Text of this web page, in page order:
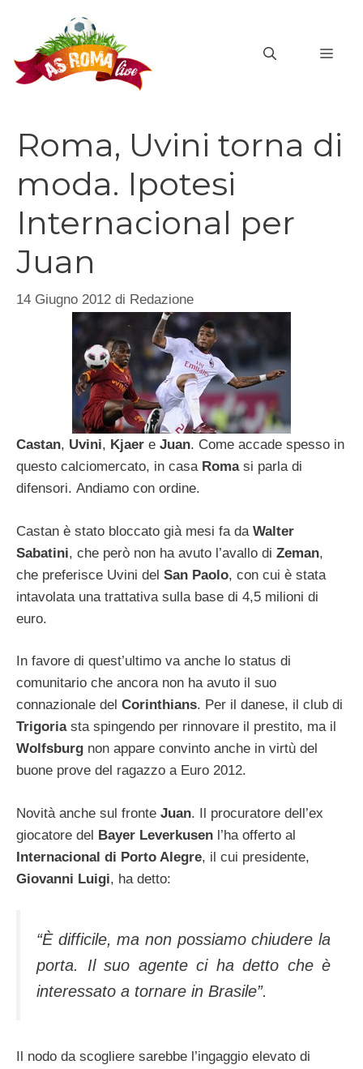
contenuto
Roma, Uvini torna di
moda. Ipotesi
Internacional per
Juan
14 Giugno 2012 di Redazione
Castan, Uvini, Kjaer e Juan. Come accade spesso in
questo calciomercato, in casa Romasi parla di
difensori. Andiamo con ordine.
Castan è stato bloccato già mesi fa da Walter
Sabatini, che però non ha avuto l’avallo di Zeman,
che preferisce Uvini del San Paolo, con cui è stata
intavolata una trattativa sulla base di 4,5 milioni di
euro.
In favore di quest’ultimo va anche lo status di
comunitario che ancora non ha avuto il suo
connazionale del Corinthians. Per il danese, il club di
Trigoriasta spingendo per rinnovare il prestito, ma il
Wolfsburg non appare convinto anche in virtù del
buone prove del ragazzo a Euro 2012.
Novità anche sul fronte Juan. Il procuratore dell’ex
giocatore del Bayer Leverkusen l’ha offerto al
Internacional di Porto Alegre, il cui presidente,
Giovanni Luigi, ha detto:
“È difficile, ma non possiamo chiudere la
porta. Il suo agente ci ha detto che è
interessato a tornare in Brasile”.
Il nodo da scogliere sarebbe l’ingaggio elevato di